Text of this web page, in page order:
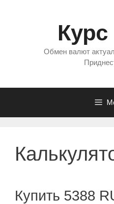
Обмен валют
Купить 5388